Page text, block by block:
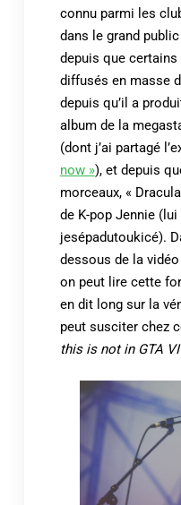
connu parmi les
dans le grand
depuis que
diffusés en masse
depuis qu’il a
album de la
(dont j’ai partagé
now »), et depuis
morceaux, «
de K-pop Jennie
jesépadutoukicé).
dessous de la vidéo
on peut lire cette
en dit long sur la
peut susciter chez
this is not in GTA